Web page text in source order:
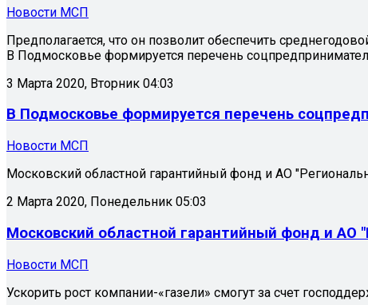
Новости МСП
Предполагается, что он позволит обеспечить
В Подмосковье формируется перечень
3 Марта 2020, Вторник 04:03
В Подмосковье формируется перечень
Новости МСП
Московский областной гарантийный фонд и АО
2 Марта 2020, Понедельник 05:03
Московский областной гарантийный фонд и АО
Новости МСП
Ускорить рост компании-«газели» смогут за счет